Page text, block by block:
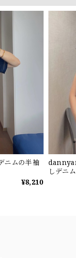
ニムの半袖
¥8,210
しデニ